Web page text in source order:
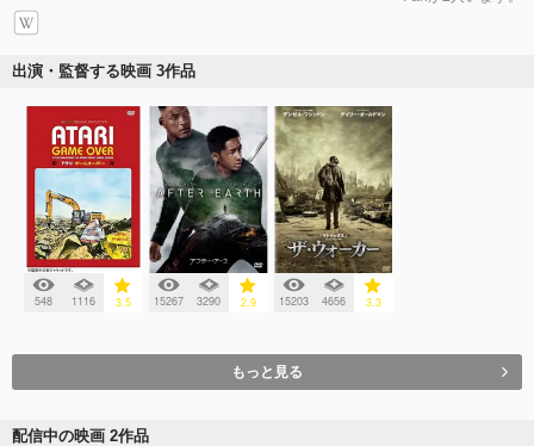
出演・監督する映画 3作品
548 1116 3.5 15267 3290 2.9 15203 4656 3.3
もっと見る
配信中の映画 2作品